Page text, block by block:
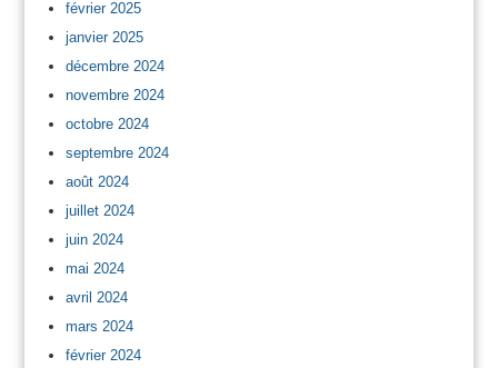
février 2025
janvier 2025
décembre 2024
novembre 2024
octobre 2024
septembre 2024
août 2024
juillet 2024
juin 2024
mai 2024
avril 2024
mars 2024
février 2024